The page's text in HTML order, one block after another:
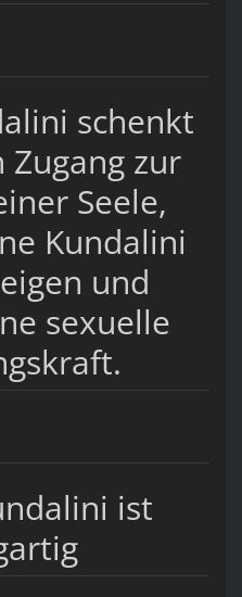
schenkt
zur
Seele,
Kundalini
und
sexuelle
ist